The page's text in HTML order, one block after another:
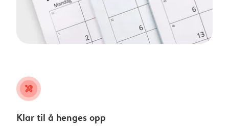
tools
Klar til å henges opp